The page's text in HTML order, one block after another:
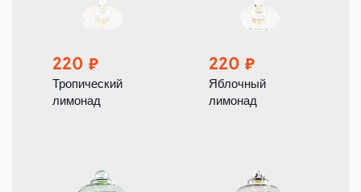
220
Тропический
лимонад
220
Яблочный
лимонад